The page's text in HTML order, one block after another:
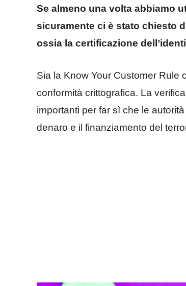
Se almeno una volta abbiamo
sicuramente ci è stato chiesto
ossia la certificazione
Sia la Know Your Customer Rule
conformità crittografica. La
importanti per far sì che le
denaro e il finanziamento del